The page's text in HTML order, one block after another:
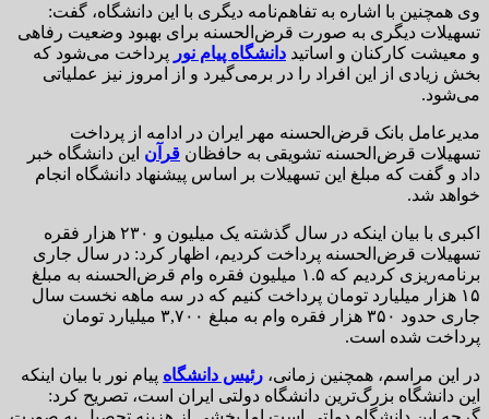
وی همچنین با اشاره به تفاهم‌نامه دیگری با این دانشگاه، گفت:
تسهیلات دیگری به صورت قرض‌الحسنه برای بهبود وضعیت رفاهی
و معیشت کارکنان و اساتید دانشگاه پیام نور پرداخت می‌شود که
بخش زیادی از این افراد را در برمی‌گیرد و از امروز نیز عملیاتی
می‌شود.
مدیرعامل بانک قرض‌الحسنه مهر ایران در ادامه از پرداخت
تسهیلات قرض‌الحسنه تشویقی به حافظان قرآن این دانشگاه خبر
داد و گفت که مبلغ این تسهیلات بر اساس پیشنهاد دانشگاه انجام
خواهد شد.
اکبری با بیان اینکه در سال گذشته یک میلیون و ۲۳۰ هزار فقره
تسهیلات قرض‌الحسنه پرداخت کردیم، اظهار کرد: در سال جاری
برنامه‌ریزی کردیم که ۱.۵ میلیون فقره وام قرض‌الحسنه به مبلغ
۱۵ هزار میلیارد تومان پرداخت کنیم که در سه ماهه نخست سال
جاری حدود ۳۵۰ هزار فقره وام به مبلغ ۳,۷۰۰ میلیارد تومان
پرداخت شده است.
در این مراسم، همچنین زمانی، رئیس دانشگاه پیام نور با بیان اینکه
این دانشگاه بزرگ‌ترین دانشگاه دولتی ایران است، تصریح کرد: